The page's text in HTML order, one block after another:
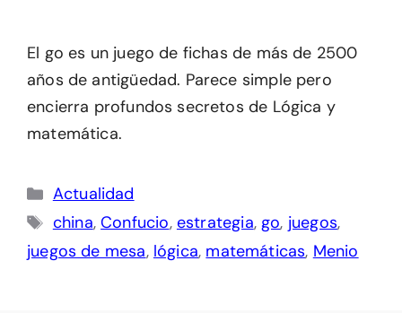
El go es un juego de fichas de más de 2500
años de antigüedad. Parece simple pero
encierra profundos secretos de Lógica y
matemática.
Categorías
Actualidad
Etiquetas
china,Confucio, estrategia,go, juegos,
juegos de mesa, lógica, matemáticas, Menio